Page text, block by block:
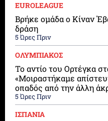
EUROLEAGUE
Βρήκε ομάδα ο Κίναν
δράση
5 Ώρες Πριν
ΟΛΥΜΠΙΑΚΟΣ
Το αντίο του Ορτέγκα
«Μοιραστήκαμε
οπαδός από την άλλη
5 Ώρες Πριν
ΙΣΠΑΝΙΑ